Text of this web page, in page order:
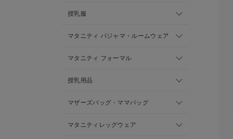
授乳服
マタニティ パジャマ・ルームウェア
マタニティ フォーマル
授乳用品
マザーズバッグ・ママバッグ
マタニティレッグウェア